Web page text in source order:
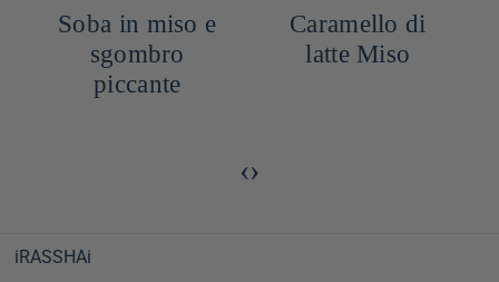
Soba in miso e
sgombro
piccante
Caramello di
latte Miso
‹›
iRASSHAi